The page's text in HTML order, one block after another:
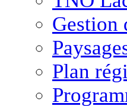
Gestion
Plan